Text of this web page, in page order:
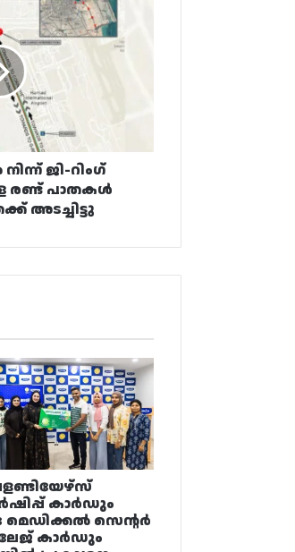
ജി-റിംഗ്
രണ്ട് പാതകൾ
അടച്ചിട്ടു
കാർഡും
മെഡിക്കൽ സെന്റർ
കാർഡും